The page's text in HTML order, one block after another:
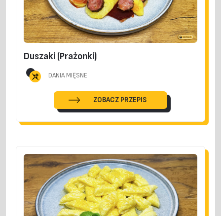
Duszaki (Prażonki)
DANIA MIĘSNE
ZOBACZ PRZEPIS